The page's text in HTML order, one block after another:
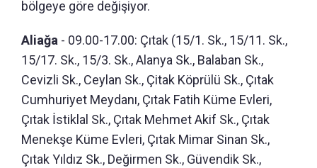
bölgeye göre değişiyor.
Aliağa - 09.00-17.00: Çıtak (15/1. Sk., 15/11. Sk.,
15/17. Sk., 15/3. Sk., Alanya Sk., Balaban Sk.,
Cevizli Sk., Ceylan Sk., Çitak Köprülü Sk., Çıtak
Cumhuriyet Meydanı, Çıtak Fatih Küme Evleri,
Çıtak İstiklal Sk., Çıtak Mehmet Akif Sk., Çıtak
Menekşe Küme Evleri, Çıtak Mimar Sinan Sk.,
Çıtak Yıldız Sk., Değirmen Sk., Güvendik Sk.,